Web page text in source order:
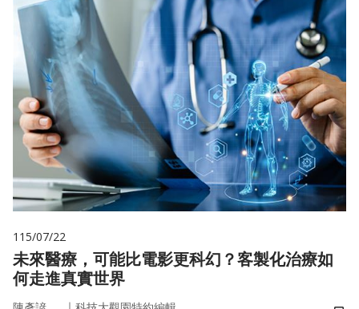
115/07/22
未來醫療，可能比電影更科幻？客製化治療如
何走進真實世界